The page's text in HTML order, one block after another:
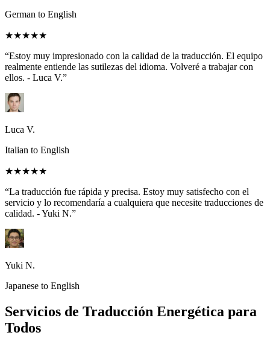
German to English
★★★★★
“Estoy muy impresionado con la calidad de la traducción. El equipo
realmente entiende las sutilezas del idioma. Volveré a trabajar con
ellos. - Luca V.”
Luca V.
Italian to English
★★★★★
“La traducción fue rápida y precisa. Estoy muy satisfecho con el
servicio y lo recomendaría a cualquiera que necesite traducciones de
calidad. - Yuki N.”
Yuki N.
Japanese to English
Servicios de Traducción Energética para
Todos